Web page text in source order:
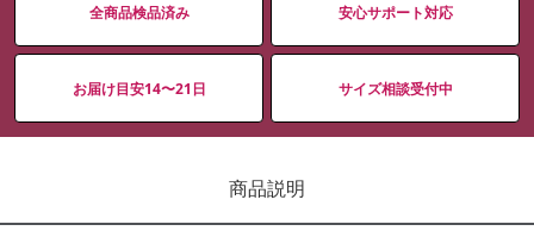
全商品検品済み 安心サポート対応
お届け目安14〜21日 サイズ相談受付中
商品説明